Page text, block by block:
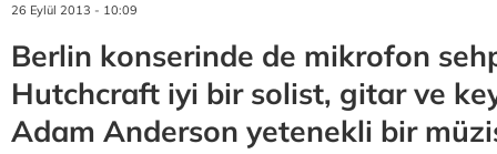
26 Eylül 2013 - 10:09
Berlin konserinde de mikrofon
Hutchcraft iyi bir solist, gitar ve
Adam Anderson yetenekli bir